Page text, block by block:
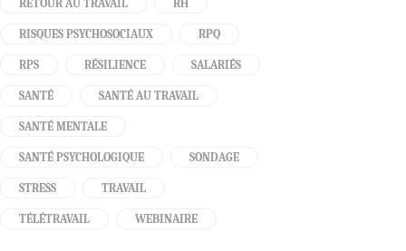
RETOUR AU TRAVAIL RH
RISQUES PSYCHOSOCIAUX RPQ
RPS RÉSILIENCE SALARIÉS
SANTÉ SANTÉ AU TRAVAIL
SANTÉ MENTALE
SANTÉ PSYCHOLOGIQUE SONDAGE
STRESS TRAVAIL
TÉLÉTRAVAIL WEBINAIRE